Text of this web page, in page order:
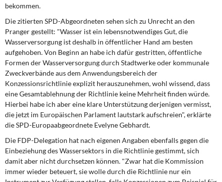
bekommen.
Die zitierten SPD-Abgeordneten sehen sich zu Unrecht an den
Pranger gestellt: "Wasser ist ein lebensnotwendiges Gut, die
Wasserversorgung ist deshalb in öffentlicher Hand am besten
aufgehoben. Von Beginn an habe ich dafür gestritten, öffentliche
Formen der Wasserversorgung durch Stadtwerke oder kommunale
Zweckverbände aus dem Anwendungsbereich der
Konzessionsrichtlinie explizit herauszunehmen, wohl wissend, dass
eine Gesamtablehnung der Richtlinie keine Mehrheit finden würde.
Hierbei habe ich aber eine klare Unterstützung derjenigen vermisst,
die jetzt im Europäischen Parlament lautstark aufschreien", erklärte
die SPD-Europaabgeordnete Evelyne Gebhardt.
Die FDP-Delegation hat nach eigenen Angaben ebenfalls gegen die
Einbeziehung des Wassersektors in die Richtlinie gestimmt, sich
damit aber nicht durchsetzen können. "Zwar hat die Kommission
immer wieder beteuert, sie wolle durch die Richtlinie nur ein